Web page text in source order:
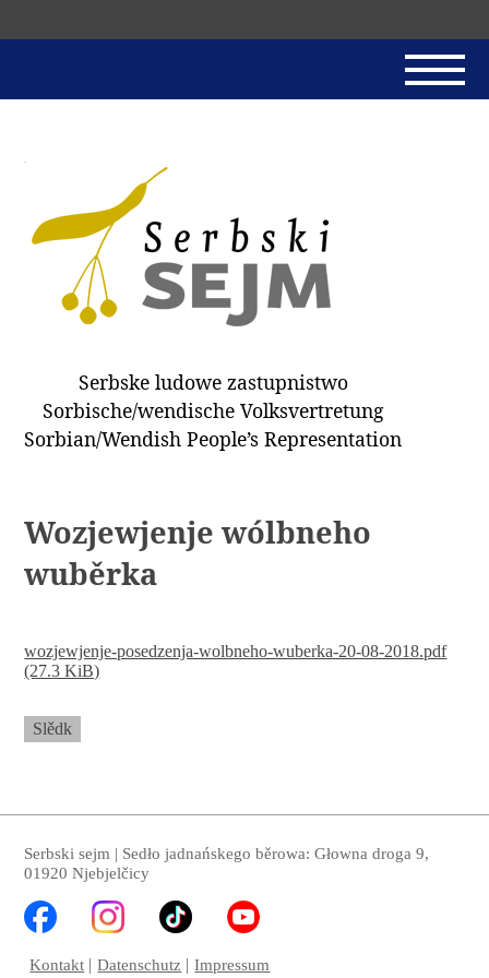
SERBSKI SEJM
JADNAŃSKI PÓRĚD
PROTOKOLE / HOBZAMKŃEŃA
DARY
WÓTPÓSŁAŃCY
HUBĚRKI
Serbske ludowe zastupnistwo
Sorbische/wendische Volksvertretung
Sorbian/Wendish People’s Representation
Wozjewjenje wólbneho
wuběrka
wozjewjenje-posedzenja-wolbneho-wuberka-20-08-2018.pdf
(27.3 KiB)
Slědk
Serbski sejm | Sedło jadnańskego běrowa: Głowna droga 9,
01920 Njebjelčicy
Kontakt Datenschutz Impressum